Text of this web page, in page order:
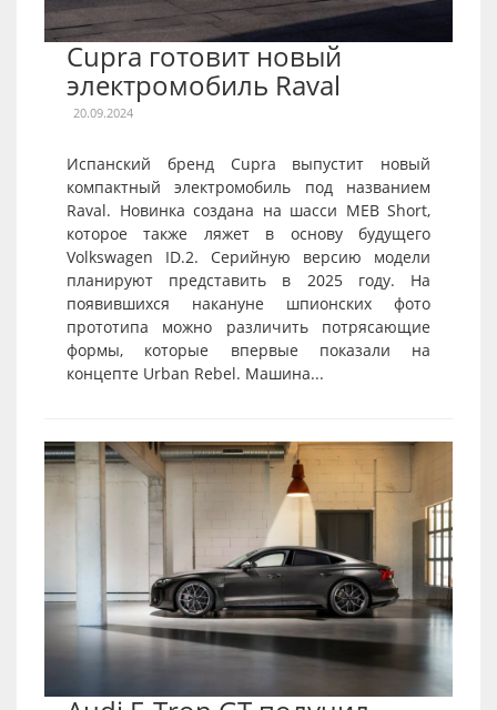
Cupra готовит новый
электромобиль Raval
20.09.2024
Испанский бренд Cupra выпустит новый
компактный электромобиль под названием
Raval. Новинка создана на шасси MEB Short,
которое также ляжет в основу будущего
Volkswagen ID.2. Серийную версию модели
планируют представить в 2025 году. На
появившихся накануне шпионских фото
прототипа можно различить потрясающие
формы, которые впервые показали на
концепте Urban Rebel. Машина...